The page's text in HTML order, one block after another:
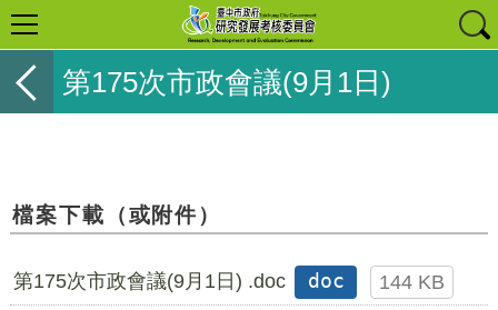
第175次市政會議(9月1日)
檔案下載（或附件）
第175次市政會議(9月1日) .doc doc 144 KB